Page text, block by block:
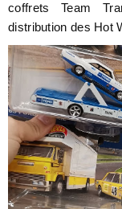
coffrets Team
distribution des Hot